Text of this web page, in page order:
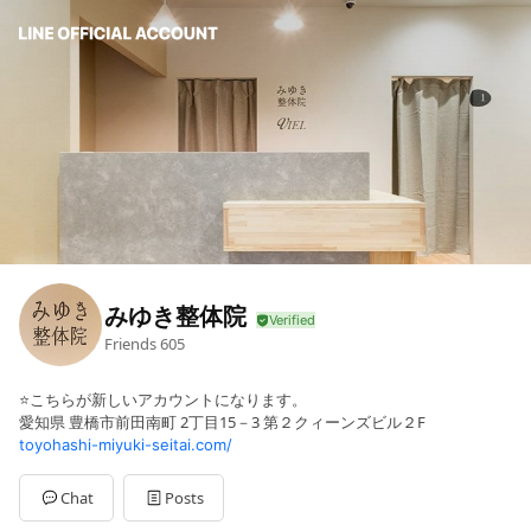
みゆき整体院
Friends605
⭐️こちらが新しいアカウントになります。
愛知県 豊橋市前田南町 2丁目15－3 第２クィーンズビル２F
toyohashi-miyuki-seitai.com/
Chat Posts